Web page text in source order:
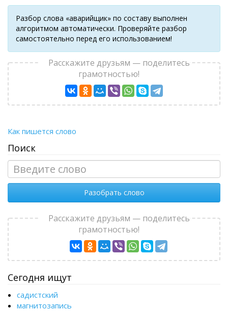
Разбор слова «аварийщик» по составу выполнен
алгоритмом автоматически. Проверяйте разбор
самостоятельно перед его использованием!
Расскажите друзьям — поделитесь
грамотностью!
Как пишется слово
Поиск
Разобрать слово
Расскажите друзьям — поделитесь
грамотностью!
Сегодня ищут
садистский
магнитозапись